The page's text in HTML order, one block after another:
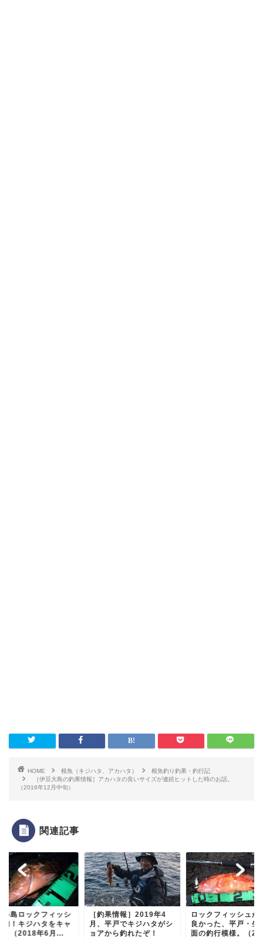
HOME 根魚（キジハタ、アカハタ）
根魚釣り釣果・釣行記
［伊豆大島の釣果情報］アカハタの良いサイズが連続ヒットした時のお話。
（2016年12月中旬）
関連記事
半島ロックフィッシ
初！キジハタをキャ
！（2018年6月...
［釣果情報］2019年4
月、平戸でキジハタがシ
ョアから釣れたぞ！
ロックフィッシュが
良かった、平戸・生
面の釣行模様。（